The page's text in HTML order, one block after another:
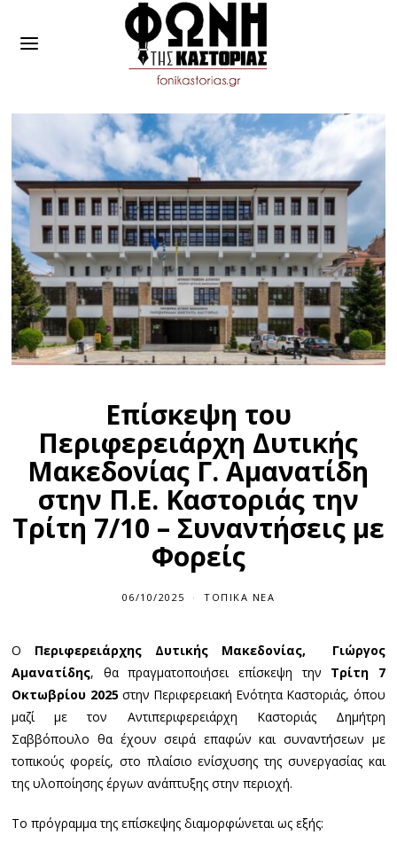
Επίσκεψη του
Περιφερειάρχη Δυτικής
Μακεδονίας Γ. Αμανατίδη
στην Π.Ε. Καστοριάς την
Τρίτη 7/10 – Συναντήσεις με
Φορείς
06/10/2025 ΤΟΠΙΚΆ ΝΈΑ
Ο Περιφερειάρχης Δυτικής Μακεδονίας, Γιώργος
Αμανατίδης, θα πραγματοποιήσει επίσκεψη την Τρίτη 7
Οκτωβρίου 2025στην Περιφερειακή Ενότητα Καστοριάς, όπου
μαζί με τον Αντιπεριφερειάρχη Καστοριάς Δημήτρη
Σαββόπουλο θα έχουν σειρά επαφών και συναντήσεων με
τοπικούς φορείς, στο πλαίσιο ενίσχυσης της συνεργασίας και
της υλοποίησης έργων ανάπτυξης στην περιοχή.
Το πρόγραμμα της επίσκεψης διαμορφώνεται ως εξής: